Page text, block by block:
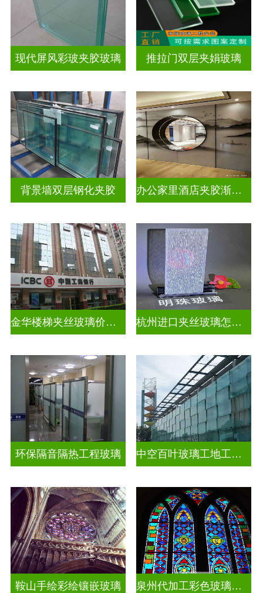
现代屏风彩玻夹胶玻璃 推拉门双层夹娟玻璃
背景墙双层钢化夹胶 办公家里酒店夹胶渐变玻璃
金华楼梯夹丝玻璃价钱多少一米 杭州进口夹丝玻璃怎么卖
环保隔音隔热工程玻璃 中空百叶玻璃工地工装装饰玻璃
鞍山手绘彩绘镶嵌玻璃 泉州代加工彩色玻璃穹顶